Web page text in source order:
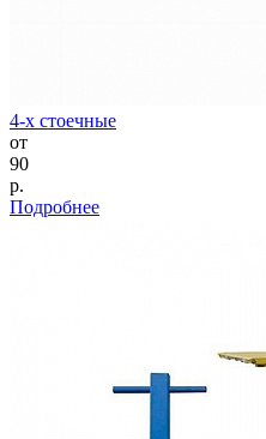
4-х стоечные
от
90
р.
Подробнее